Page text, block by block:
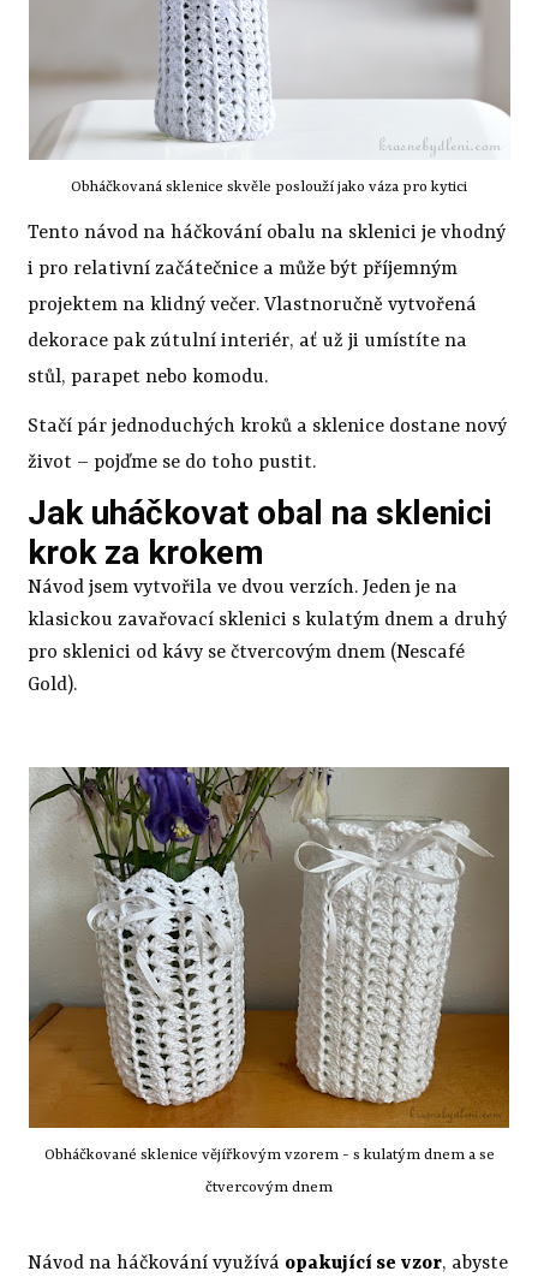
Obháčkovaná sklenice skvěle poslouží jako váza pro kytici
Tento návod na háčkování obalu na sklenici je vhodný
i pro relativní začátečnice a může být příjemným
projektem na klidný večer. Vlastnoručně vytvořená
dekorace pak zútulní interiér, ať už ji umístíte na
stůl, parapet nebo komodu.
Stačí pár jednoduchých kroků a sklenice dostane nový
život – pojďme se do toho pustit.
Jak uháčkovat obal na sklenici
krok za krokem
Návod jsem vytvořila ve dvou verzích. Jeden je na
klasickou zavařovací sklenici s kulatým dnem a druhý
pro sklenici od kávy se čtvercovým dnem (Nescafé
Gold).
Obháčkované sklenice vějířkovým vzorem - s kulatým dnem a se
čtvercovým dnem
Návod na háčkování využívá opakující se vzor, abyste